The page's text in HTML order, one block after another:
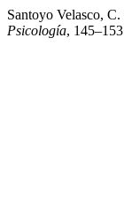
Santoyo Velasco,
Psicología,